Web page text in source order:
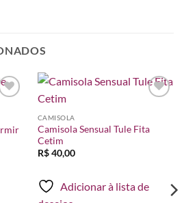
desejos
CAMISOLA
Camisola Sensual Tule Fita
Cetim
R$40,00
Adicionar à lista de